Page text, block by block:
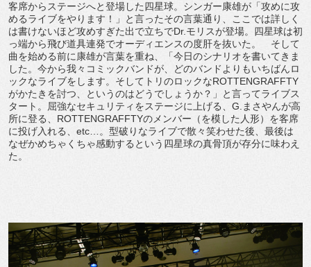
客席からステージへと登場した四星球。シンガー康雄が「攻めに攻
めるライブをやります！」と言ったその言葉通り、ここでは詳しく
は書けないほど攻めすぎた出で立ちでDr.モリスが登場。四星球は初
っ端から飛び道具連発でオーディエンスの度肝を抜いた。 そして
曲を始める前に康雄が言葉を重ね、「今日のシナリオを書いてきま
した。今から我々コミックバンドが、どのバンドよりもいちばんロ
ックなライブをします。そしてトリのロックなROTTENGRAFFTY
がかたきを討つ、というのはどうでしょうか？」と言ってライブス
タート。屈強なセキュリティをステージに上げる、G.まさやんが高
所に登る、ROTTENGRAFFTYのメンバー（を模した人形）を客席
に投げ入れる、etc…。型破りなライブで散々笑わせた後、最後は
なぜかめちゃくちゃ感動するという四星球の真骨頂が存分に味わえ
た。